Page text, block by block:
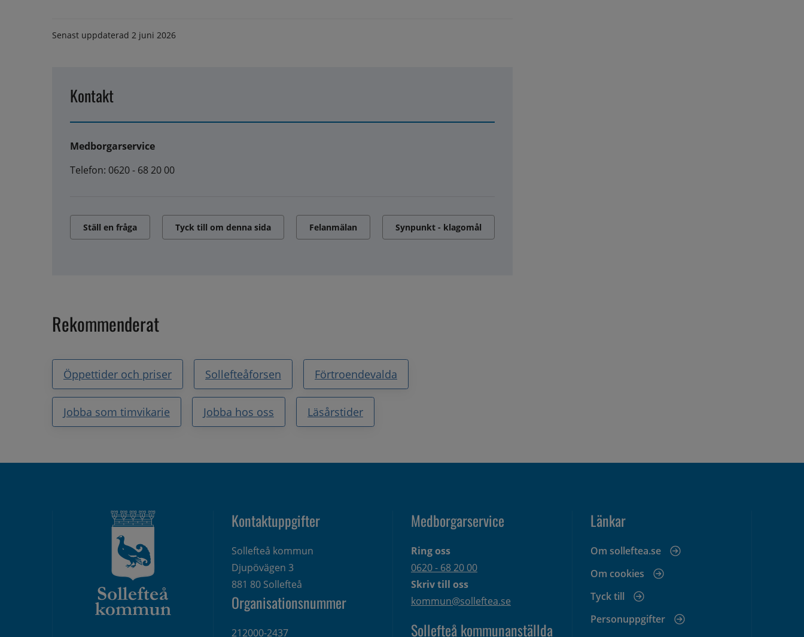
Senast uppdaterad 2 juni 2026
Kontakt
Medborgarservice
Telefon: 0620 - 68 20 00
Ställ en fråga Tyck till om denna sida Felanmälan Synpunkt - klagomål
Rekommenderat
Öppettider och priser Sollefteåforsen Förtroendevalda
Jobba som timvikarie Jobba hos oss Läsårstider
Kontaktuppgifter
Sollefteå kommun
Djupövägen 3
881 80 Sollefteå
Organisationsnummer
212000-2437
Medborgarservice
Ring oss
0620 - 68 20 00
Skriv till oss
kommun@solleftea.se
Sollefteå kommunanställda
Länkar
Om solleftea.se
Om cookies
Tyck till
Personuppgifter